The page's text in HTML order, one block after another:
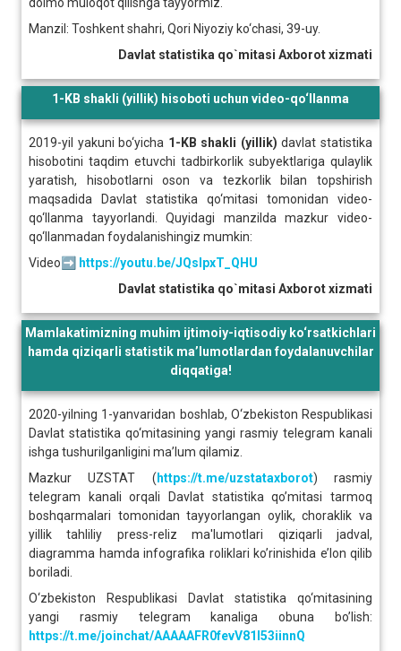
Manzil: Toshkent shahri, Qori Niyoziy ko‘chasi, 39-uy.
Davlat statistika qo`mitasi Axborot xizmati
1-KB shakli (yillik) hisoboti uchun video-qo‘llanma
2019-yil yakuni bo‘yicha 1-KB shakli (yillik)davlat statistika
hisobotini taqdim etuvchi tadbirkorlik subyektlariga qulaylik
yaratish, hisobotlarni oson va tezkorlik bilan topshirish
maqsadida Davlat statistika qo‘mitasi tomonidan video-
qo‘llanma tayyorlandi. Quyidagi manzilda mazkur video-
qo‘llanmadan foydalanishingiz mumkin:
Video➡️ https://youtu.be/JQsIpxT_QHU
Davlat statistika qo`mitasi Axborot xizmati
Mamlakatimizning muhim ijtimoiy-iqtisodiy ko‘rsatkichlari
hamda qiziqarli statistik ma’lumotlardan foydalanuvchilar
diqqatiga!
2020-yilning 1-yanvaridan boshlab, O‘zbekiston Respublikasi
Davlat statistika qo‘mitasining yangi rasmiy telegram kanali
ishga tushurilganligini ma’lum qilamiz.
Mazkur UZSTAT ( https://t.me/uzstataxborot) rasmiy
telegram kanali orqali Davlat statistika qo’mitasi tarmoq
boshqarmalari tomonidan tayyorlangan oylik, choraklik va
yillik tahliliy press-reliz ma'lumotlari qiziqarli jadval,
diagramma hamda infografika roliklari ko’rinishida e’lon qilib
boriladi.
O‘zbekiston Respublikasi Davlat statistika qo‘mitasining
yangi rasmiy telegram kanaliga obuna bo’lish:
https://t.me/joinchat/AAAAAFR0fevV81l53iinnQ